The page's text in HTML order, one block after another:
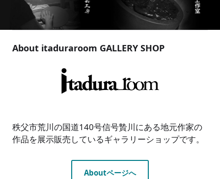
About itaduraroom GALLERY SHOP
秩父市荒川の国道140号信号贄川にある地元作家の
作品を展示販売しているギャラリーショップです。
Aboutページへ